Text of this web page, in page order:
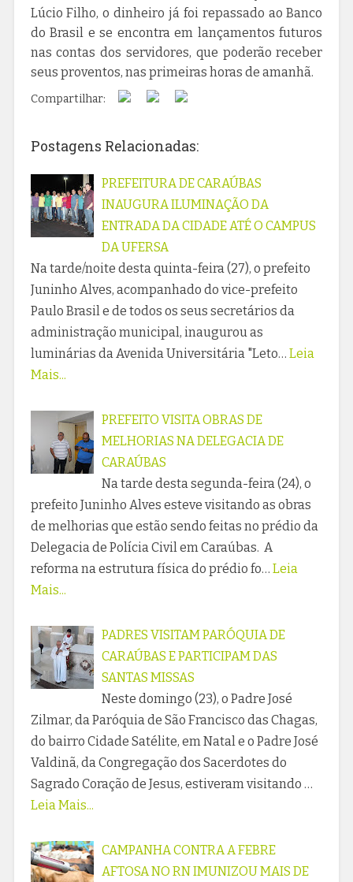
Lúcio Filho, o dinheiro já foi repassado ao Banco
do Brasil e se encontra em lançamentos futuros
nas contas dos servidores, que poderão receber
seus proventos, nas primeiras horas de amanhã.
Compartilhar:
Postagens Relacionadas:
PREFEITURA DE CARAÚBAS
INAUGURA ILUMINAÇÃO DA
ENTRADA DA CIDADE ATÉ O CAMPUS
DA UFERSA
Na tarde/noite desta quinta-feira (27), o prefeito
Juninho Alves, acompanhado do vice-prefeito
Paulo Brasil e de todos os seus secretários da
administração municipal, inaugurou as
luminárias da Avenida Universitária "Leto… Leia
Mais...
PREFEITO VISITA OBRAS DE
MELHORIAS NA DELEGACIA DE
CARAÚBAS
Na tarde desta segunda-feira (24), o
prefeito Juninho Alves esteve visitando as obras
de melhorias que estão sendo feitas no prédio da
Delegacia de Polícia Civil em Caraúbas. A
reforma na estrutura física do prédio fo… Leia
Mais...
PADRES VISITAM PARÓQUIA DE
CARAÚBAS E PARTICIPAM DAS
SANTAS MISSAS
Neste domingo (23), o Padre José
Zilmar, da Paróquia de São Francisco das Chagas,
do bairro Cidade Satélite, em Natal e o Padre José
Valdinã, da Congregação dos Sacerdotes do
Sagrado Coração de Jesus, estiveram visitando …
Leia Mais...
CAMPANHA CONTRA A FEBRE
AFTOSA NO RN IMUNIZOU MAIS DE